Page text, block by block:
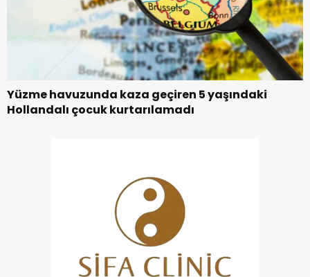
Yüzme havuzunda kaza geçiren 5 yaşındaki
Hollandalı çocuk kurtarılamadı